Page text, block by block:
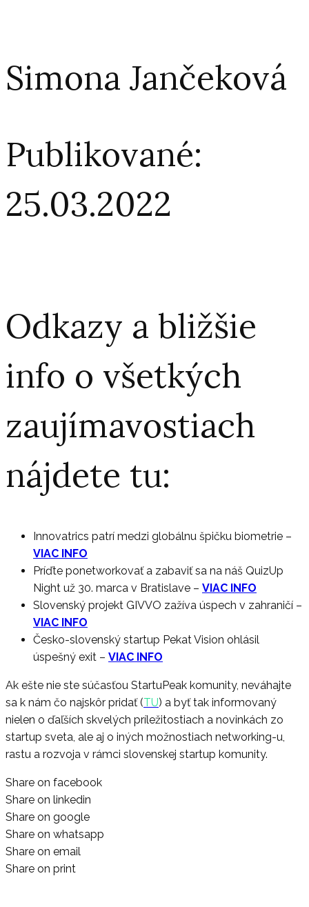
Simona Jančeková
Publikované:
25.03.2022
Odkazy a bližšie
info o všetkých
zaujímavostiach
nájdete tu:
Innovatrics patrí medzi globálnu špičku biometrie –
VIAC INFO
Príďte ponetworkovať a zabaviť sa na náš QuizUp
Night už 30. marca v Bratislave – VIAC INFO
Slovenský projekt GIVVO zažíva úspech v zahraničí –
VIAC INFO
Česko-slovenský startup Pekat Vision ohlásil
úspešný exit – VIAC INFO
Ak ešte nie ste súčasťou StartuPeak komunity, neváhajte
sa k nám čo najskôr pridať (TU) a byť tak informovaný
nielen o ďaľších skvelých príležitostiach a novinkách zo
startup sveta, ale aj o iných možnostiach networking-u,
rastu a rozvoja v rámci slovenskej startup komunity.
Share on facebook
Share on linkedin
Share on google
Share on whatsapp
Share on email
Share on print